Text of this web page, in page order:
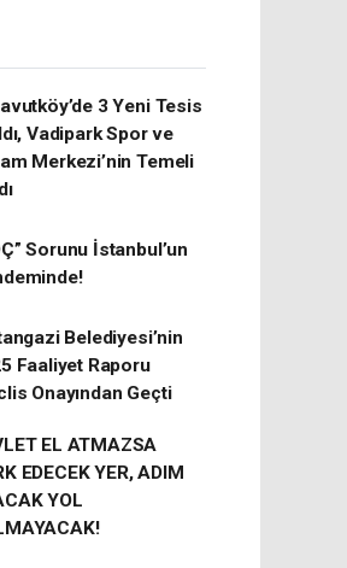
3 Yeni Tesis
Vadipark Spor ve
Merkezi’nin Temeli
Sorunu İstanbul’un
Belediyesi’nin
Faaliyet Raporu
Onayından Geçti
EL ATMAZSA
EDECEK YER, ADIM
YOL